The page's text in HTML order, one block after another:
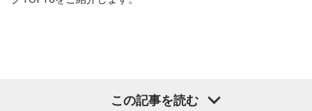
が楽しみにしている伝統的な競技大会で国中が活気づきま
この記事を読む